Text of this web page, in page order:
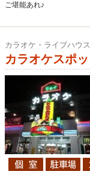
ご堪能あれ♪
カラオケ・ライブハウス
カラオケスポ